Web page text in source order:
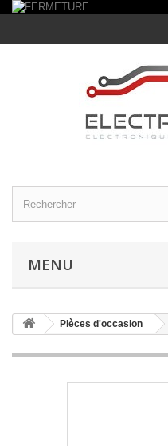
MENU
Pièces d'occasion